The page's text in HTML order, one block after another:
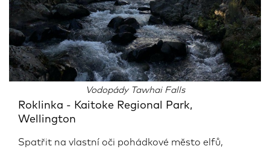
Vodopády Tawhai Falls
Roklinka - Kaitoke Regional Park,
Wellington
Spatřit na vlastní oči pohádkové město elfů,